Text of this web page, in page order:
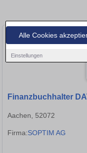
Alle Cookies
Einstellungen
Finanzbuchhalter
Aachen, 52072
Firma:SOPTIM AG